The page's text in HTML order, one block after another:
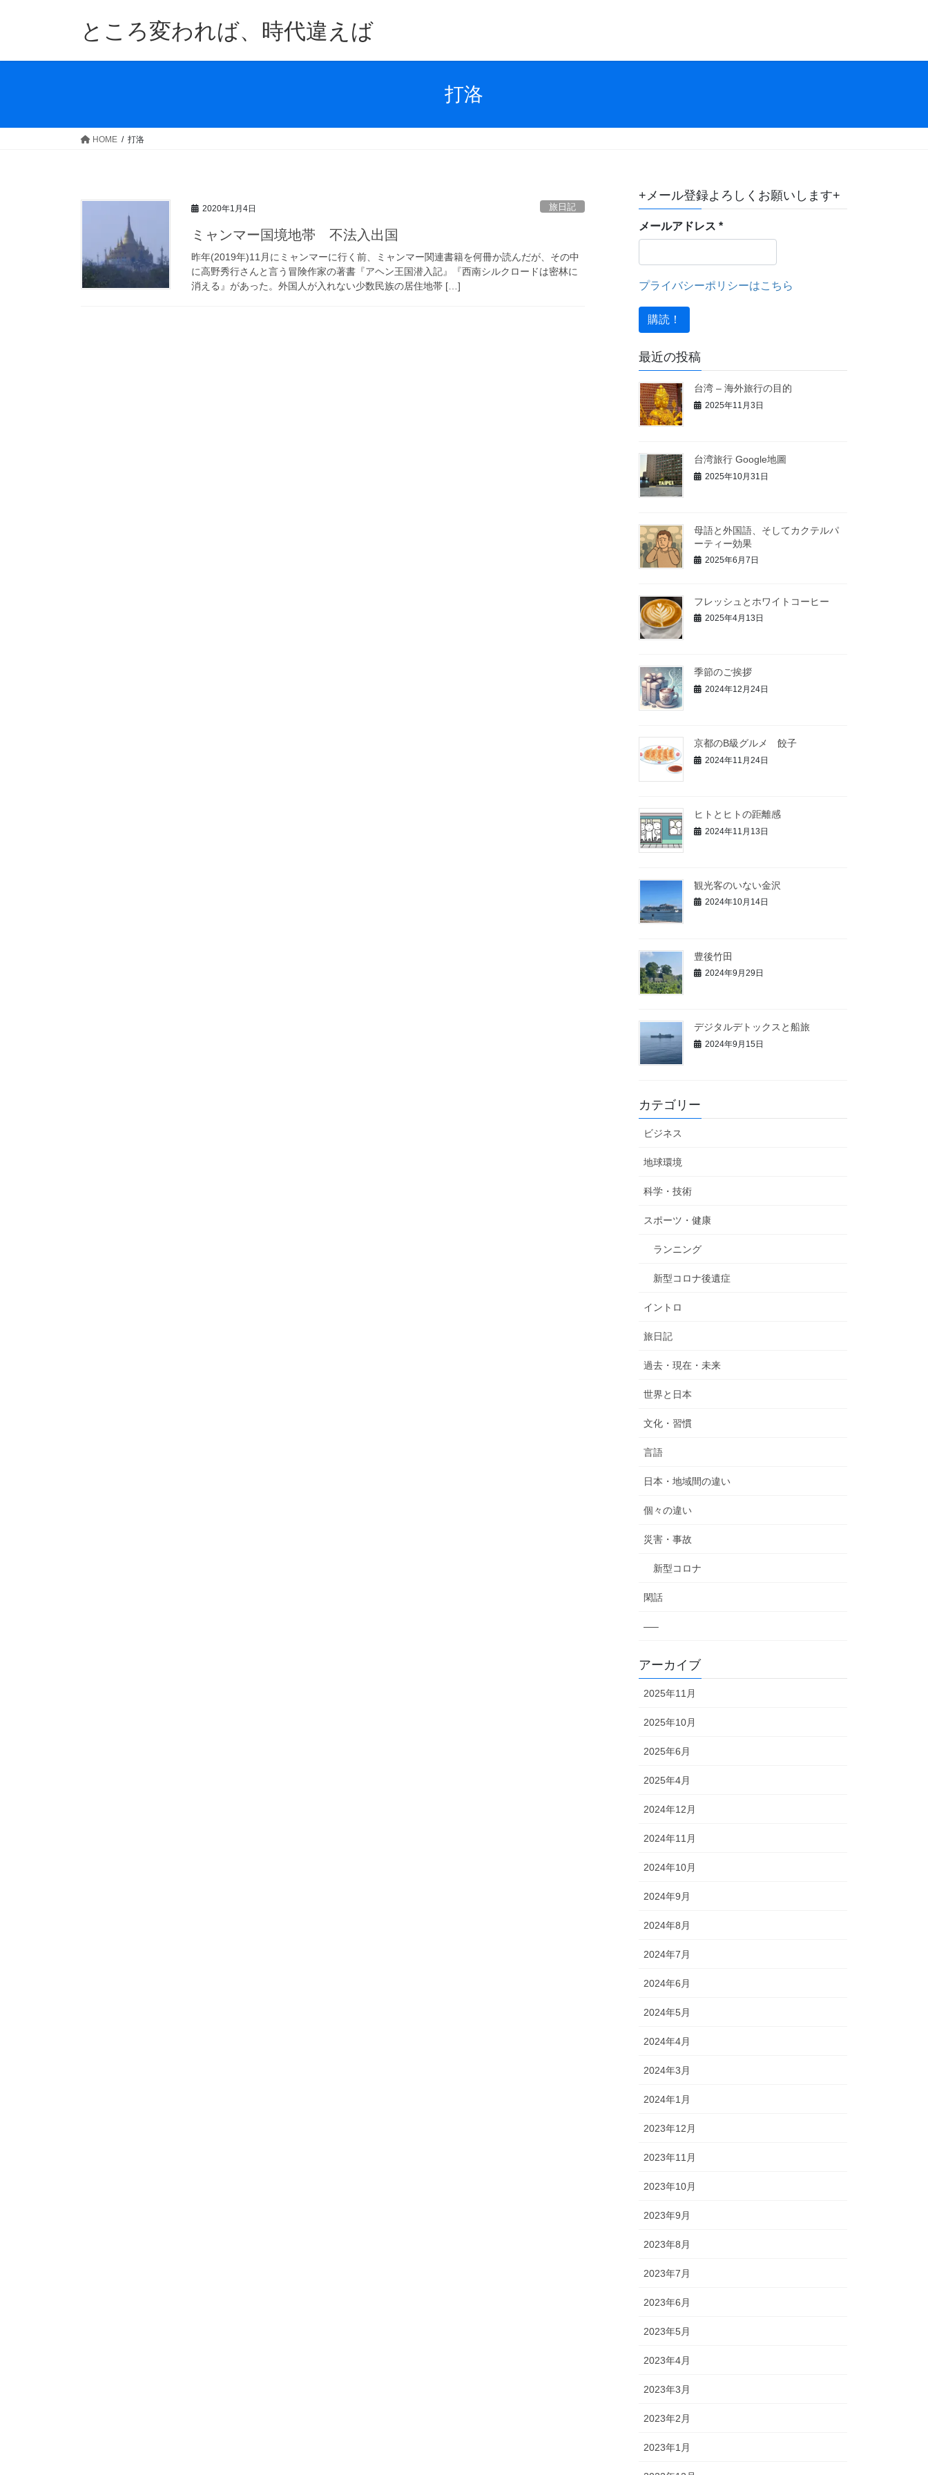
ところ変われば、時代違えば
打洛
HOME 打洛
2020年1月4日 旅日記
ミャンマー国境地帯 不法入出国
昨年(2019年)11月にミャンマーに行く前、ミャンマー関連書籍を何冊か読んだが、その中
に高野秀行さんと言う冒険作家の著書『アヘン王国潜入記』『西南シルクロードは密林に
消える』があった。外国人が入れない少数民族の居住地帯 […]
+メール登録よろしくお願いします+
メールアドレス*
プライバシーポリシーはこちら
最近の投稿
台湾 – 海外旅行の目的
2025年11月3日
台湾旅行 Google地圖
2025年10月31日
母語と外国語、そしてカクテルパ
ーティー効果
2025年6月7日
フレッシュとホワイトコーヒー
2025年4月13日
季節のご挨拶
2024年12月24日
京都のB級グルメ 餃子
2024年11月24日
ヒトとヒトの距離感
2024年11月13日
観光客のいない金沢
2024年10月14日
豊後竹田
2024年9月29日
デジタルデトックスと船旅
2024年9月15日
カテゴリー
ビジネス
地球環境
科学・技術
スポーツ・健康
ランニング
新型コロナ後遺症
イントロ
旅日記
過去・現在・未来
世界と日本
文化・習慣
言語
日本・地域間の違い
個々の違い
災害・事故
新型コロナ
閑話
—–
アーカイブ
2025年11月
2025年10月
2025年6月
2025年4月
2024年12月
2024年11月
2024年10月
2024年9月
2024年8月
2024年7月
2024年6月
2024年5月
2024年4月
2024年3月
2024年1月
2023年12月
2023年11月
2023年10月
2023年9月
2023年8月
2023年7月
2023年6月
2023年5月
2023年4月
2023年3月
2023年2月
2023年1月